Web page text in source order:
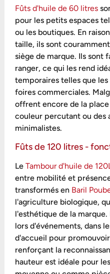
Fûts d'huile de 60 litres
pour les petits espaces
ou les boutiques. En
taille, ils sont
siège de marque. Ils sont
ranger, ce qui les rend
temporaires telles que
foires commerciales.
offrent encore de la
couleur percutant ou des
minimalistes.
Fûts de 120 litres -
LeTambour d'huile de
entre mobilité et
transformés en Baril
l'agriculture biologique,
l'esthétique de la
lors d'événements, dans
d'accueil pour
renforçant la
hauteur est idéale pour